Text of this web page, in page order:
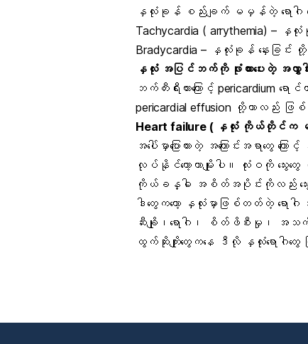
နှလုံးခုန် စည်းချက် မမှန်တဲ့ ရောဂါ
Tachycardia ( arrythemia) – နှလုံး
Bradycardia – နှလုံးခုန် နှေးခြင်း
နှလုံး အပြင်ဘက်ကို ဖုံးထားပေးတဲ့ အလွှာ
ဘက်တီးရီးယားကြောင့် pericardium
pericardial effusion တို့ဟာလည်း ဖြ
Heart failure ( နှလုံး ကိုယ်တိုင်က မ
အပေါ်မှာပြောထားတဲ့ အကြောင်းအရာတွ
လုပ်နိုင်တော့တာမျိုးပါ။ လုံးဝကို သွေ
ကိုယ်ခန္ဓါ အစိတ်အပိုင်းကိုလည်း သွေး
ဒါတွေကတော့ နှလုံးမှာဖြစ်တတ်တဲ့ ရောဂ
ဆီးချို၊ရောဂါ၊ စိတ်ဖိစီးမှု၊ အသ
ထွက်ဆိုးကျိုးတွေကနေ ဒီလို နှလုံးရောဂါ